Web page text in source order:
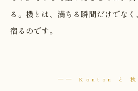
る。機とは、満ちる瞬間だけでな
宿るのです。
── Konton と